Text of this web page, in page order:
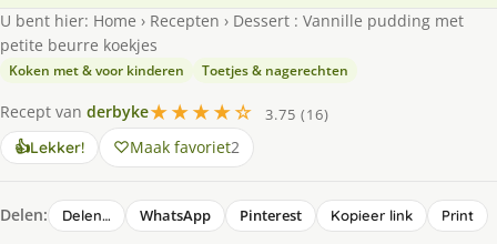
U bent hier: Home › Recepten › Dessert : Vannille pudding met
petite beurre koekjes
Koken met & voor kinderen Toetjes & nagerechten
Recept van derbyke★★★★☆
3.75 (16)
👍Lekker! Maak favoriet2
Delen: Delen… WhatsApp Pinterest Kopieer link Print